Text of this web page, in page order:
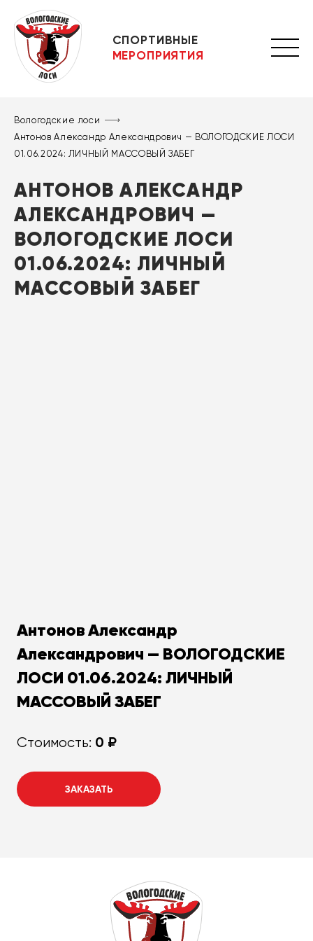
СПОРТИВНЫЕ
МЕРОПРИЯТИЯ
Вологодские лоси
Антонов Александр Александрович — ВОЛОГОДСКИЕ ЛОСИ
01.06.2024: ЛИЧНЫЙ МАССОВЫЙ ЗАБЕГ
АНТОНОВ АЛЕКСАНДР
АЛЕКСАНДРОВИЧ —
ВОЛОГОДСКИЕ ЛОСИ
01.06.2024: ЛИЧНЫЙ
МАССОВЫЙ ЗАБЕГ
Антонов Александр
Александрович — ВОЛОГОДСКИЕ
ЛОСИ 01.06.2024: ЛИЧНЫЙ
МАССОВЫЙ ЗАБЕГ
Стоимость: 0 ₽
ЗАКАЗАТЬ